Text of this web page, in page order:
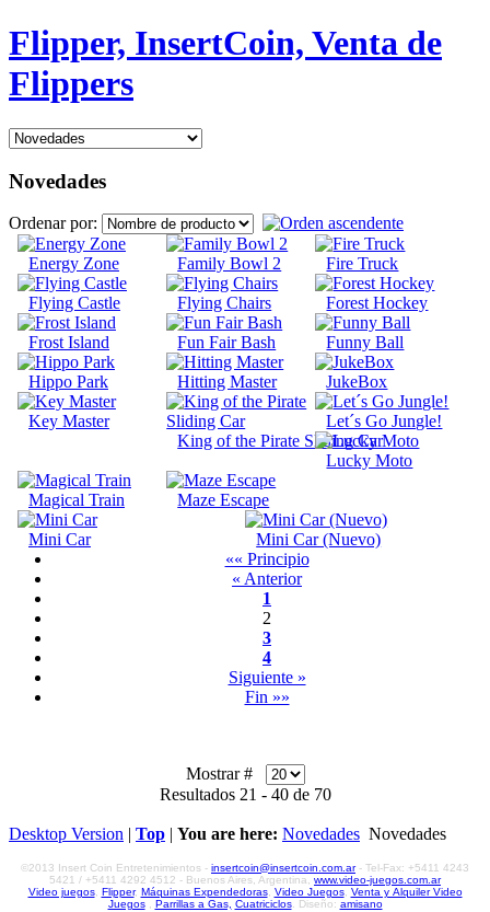
Flipper, InsertCoin, Venta de
Flippers
Novedades
Ordenar por:
Energy Zone Family Bowl 2 Fire Truck
Flying Castle Flying Chairs Forest Hockey
Frost Island Fun Fair Bash Funny Ball
Hippo Park Hitting Master JukeBox
Key Master
King of the Pirate Sliding Car
Let´s Go Jungle!
Lucky Moto
Magical Train Maze Escape
Mini Car
Mini Car (Nuevo)
«« Principio
« Anterior
1
2
3
4
Siguiente »
Fin »»
Mostrar #
Resultados 21 - 40 de 70
Desktop Version | Top | You are here: Novedades Novedades
©2013 Insert Coin Entretenimientos - insertcoin@insertcoin.com.ar- Tel-Fax: +5411 4243
5421 / +5411 4292 4512 - Buenos Aires, Argentina, www.video-juegos.com.ar
Video juegos, Flipper, Máquinas Expendedoras, Video Juegos, Venta y Alquiler Video
Juegos, Parrillas a Gas, Cuatriciclos. Diseño: amisano